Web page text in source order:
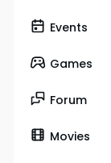
Events
Games
Forum
Movies